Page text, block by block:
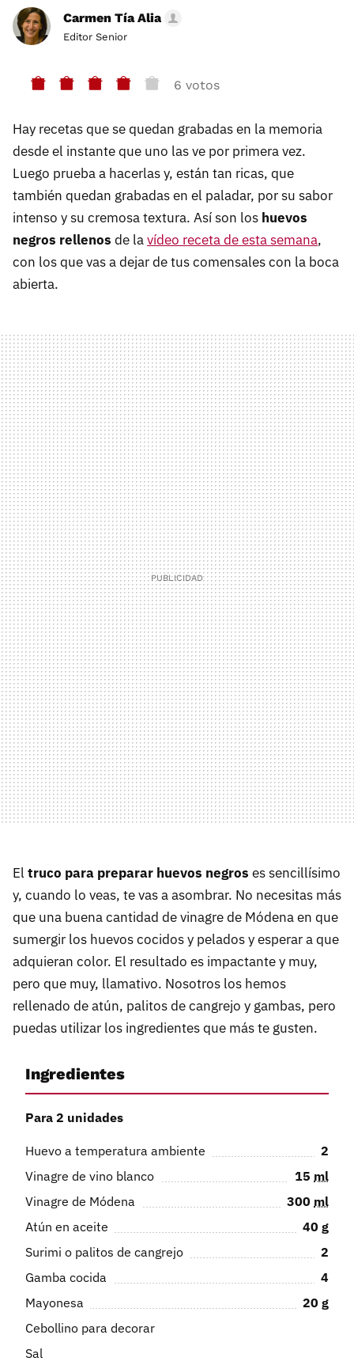
Carmen Tía Alia
Editor Senior
6 votos
Hay recetas que se quedan grabadas en la memoria
desde el instante que uno las ve por primera vez.
Luego prueba a hacerlas y, están tan ricas, que
también quedan grabadas en el paladar, por su sabor
intenso y su cremosa textura. Así son los huevos
negros rellenos de lavídeo receta de esta semana,
con los que vas a dejar de tus comensales con la boca
abierta.
El truco para preparar huevos negros es sencillísimo
y, cuando lo veas, te vas a asombrar. No necesitas más
que una buena cantidad de vinagre de Módena en que
sumergir los huevos cocidos y pelados y esperar a que
adquieran color. El resultado es impactante y muy,
pero que muy, llamativo. Nosotros los hemos
rellenado de atún, palitos de cangrejo y gambas, pero
puedas utilizar los ingredientes que más te gusten.
Ingredientes
Para 2 unidades
Huevo a temperatura ambiente
2
Vinagre de vino blanco
15 ml
Vinagre de Módena
300 ml
Atún en aceite
40 g
Surimi o palitos de cangrejo
2
Gamba cocida
4
Mayonesa
20 g
Cebollino para decorar
Sal